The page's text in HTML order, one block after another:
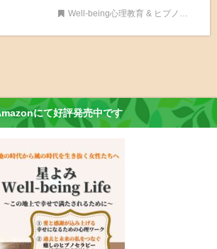
Well-being心理教育 & ヒプノセラピー
にて好評発売中です